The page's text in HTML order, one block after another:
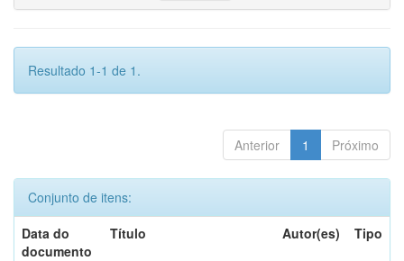
Resultado 1-1 de 1.
Anterior 1 Próximo
Conjunto de itens:
Data do
documento
Título Autor(es) Tipo